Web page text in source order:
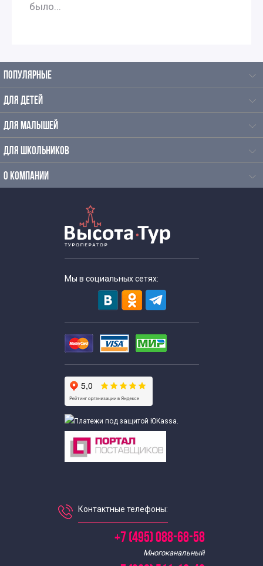
Экскурсии для иностранцев по Москве на польском
Интересные экскурсии по Москве для москвичей
Экскурсии выходного дня для пенсионеров
Недорогие экскурсии для школьников
Интересные экскурсии в Москве для взрослых
Историко-краеведческие экскурсии
Экскурсии от аэропортов
Автобусные экскурсии от аэропортов
Ночные экскурсии по Москве на автобусе от аэропорта
Экскурсии от аэропорта Домодедово
домодедово
Экскурсии по Москве с Шереметьево
было...
ПОПУЛЯРНЫЕ
ДЛЯ ДЕТЕЙ
ДЛЯ МАЛЫШЕЙ
ДЛЯ ШКОЛЬНИКОВ
О КОМПАНИИ
Мы в социальных сетях:
Контактные телефоны:
+7 (495) 088-68-58
Многоканальный